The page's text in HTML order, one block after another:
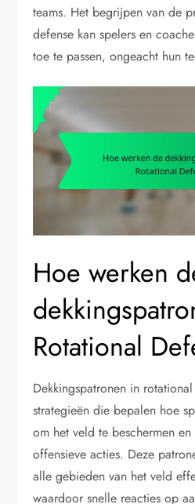
teams. Het begrijpen van de
defense kan spelers en
toe te passen, ongeacht hun
Hoe werken
Rotational
Dekkingspatronen in
strategieën die bepalen hoe
om het veld te beschermen
offensieve acties. Deze
alle gebieden van het veld
waardoor snelle reacties op